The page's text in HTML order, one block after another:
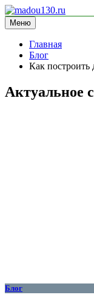
Перейти
к
содержимому
madou130.ru
информационный
Меню
Главная
Блог
Как построить
Актуальное
Блог